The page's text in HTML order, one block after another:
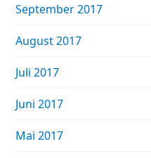
September 2017
August 2017
Juli 2017
Juni 2017
Mai 2017